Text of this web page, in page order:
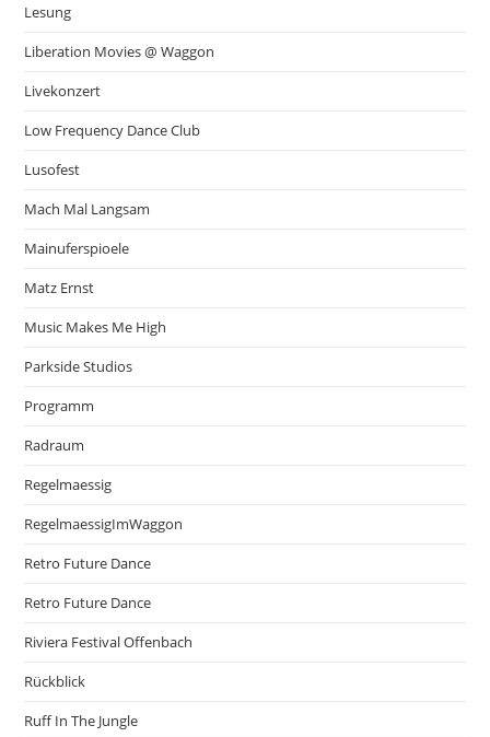
Lesung
Liberation Movies @ Waggon
Livekonzert
Low Frequency Dance Club
Lusofest
Mach Mal Langsam
Mainuferspioele
Matz Ernst
Music Makes Me High
Parkside Studios
Programm
Radraum
Regelmaessig
RegelmaessigImWaggon
Retro Future Dance
Retro Future Dance
Riviera Festival Offenbach
Rückblick
Ruff In The Jungle